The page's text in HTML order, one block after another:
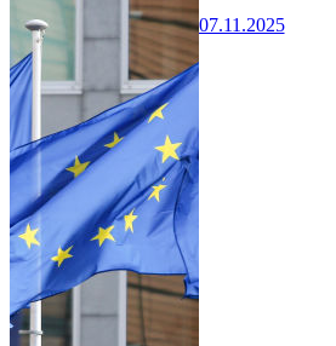
07.11.2025